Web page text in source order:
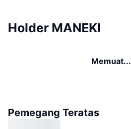
Holder MANEKI
Memuat...
Pemegang Teratas